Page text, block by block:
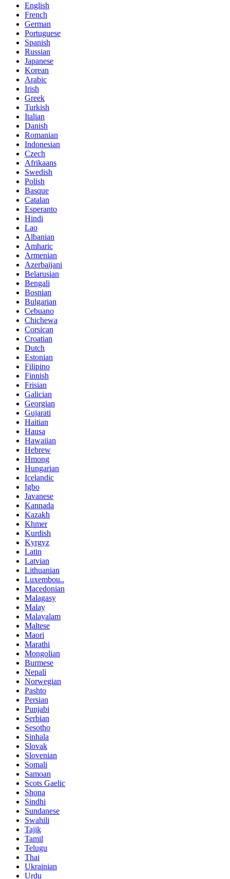
English
French
German
Portuguese
Spanish
Russian
Japanese
Korean
Arabic
Irish
Greek
Turkish
Italian
Danish
Romanian
Indonesian
Czech
Afrikaans
Swedish
Polish
Basque
Catalan
Esperanto
Hindi
Lao
Albanian
Amharic
Armenian
Azerbaijani
Belarusian
Bengali
Bosnian
Bulgarian
Cebuano
Chichewa
Corsican
Croatian
Dutch
Estonian
Filipino
Finnish
Frisian
Galician
Georgian
Gujarati
Haitian
Hausa
Hawaiian
Hebrew
Hmong
Hungarian
Icelandic
Igbo
Javanese
Kannada
Kazakh
Khmer
Kurdish
Kyrgyz
Latin
Latvian
Lithuanian
Luxembou..
Macedonian
Malagasy
Malay
Malayalam
Maltese
Maori
Marathi
Mongolian
Burmese
Nepali
Norwegian
Pashto
Persian
Punjabi
Serbian
Sesotho
Sinhala
Slovak
Slovenian
Somali
Samoan
Scots Gaelic
Shona
Sindhi
Sundanese
Swahili
Tajik
Tamil
Telugu
Thai
Ukrainian
Urdu